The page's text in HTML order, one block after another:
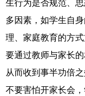
生行为是否规范、
多因素，如学生自
理、家庭教育的方
要通过教师与家长
从而收到事半功倍
不要害怕开家长会